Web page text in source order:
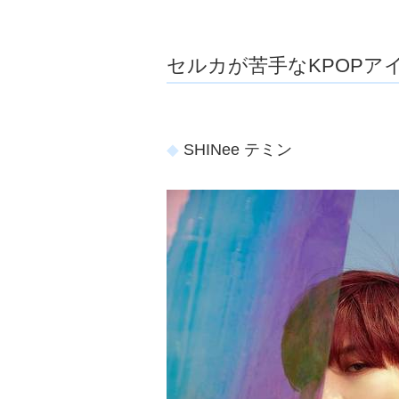
セルカが苦手なKPOPア
SHINee テミン